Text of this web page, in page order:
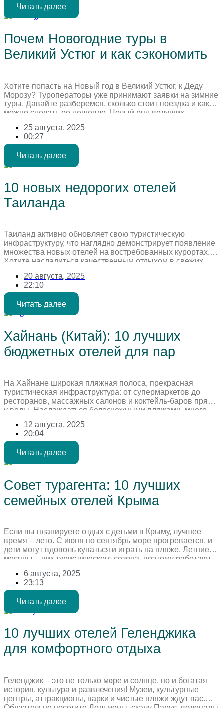
Читать далее
Почем Новогодние туры в
Великий Устюг и как сэкономить
Хотите попасть на Новый год в Великий Устюг, к Деду
Морозу? Туроператоры уже принимают заявки на зимние
туры. Давайте разберемся, сколько стоит поездка и как
можно сделать ее дешевле. Целый ряд ведущих
«Дельфин», АЛЕАН, FUN&SUN, «Мультитур», Anex и
«Русский Экспресс», уже начали принимать заявки на
туры в Вотчину Деда […]
25 августа, 2025
00:27
Читать далее
10 новых недорогих отелей
Таиланда
Таиланд активно обновляет свою туристическую
инфраструктуру, что наглядно демонстрирует появление
множества новых отелей на востребованных курортах.
Хотите насладиться качественным отдыхом в свежих
по отличной цене? Предлагаем 10 новых недорогих
отелей Таиланда по отличной цене. Паттайя 1. LHC Hotel
& Resort 4* Отель открыт в 2023 году. Состоит из […]
20 августа, 2025
22:10
Читать далее
Хайнань (Китай): 10 лучших
бюджетных отелей для пар
На Хайнане широкая пляжная полоса, прекрасная
туристическая инфраструктура: от супермаркетов до
ресторанов, массажных салонов и коктейль-баров прямо
у воды. Наслаждаться белоснежными пляжами, много
своей второй половинкой, а вечером устроить
романтический ужин. Чем не рай для двоих? Мы
подготовили для вас 10 отличных отелей для
романтического и незабываемого […]
12 августа, 2025
20:04
Читать далее
Совет турагента: 10 лучших
семейных отелей Крыма
Если вы планируете отдых с детьми в Крыму, лучшее
время – лето. С июня по сентябрь море прогревается, и
дети могут вдоволь купаться и играть на пляже. Летние
месяцы – пик туристического сезона, поэтому работают
сентябрьский «бархатный сезон» особенно
привлекателен: меньше туристов, ниже цены и
комфортная погода. Где остановиться […]
6 августа, 2025
23:13
Читать далее
10 лучших отелей Геленджика
для комфортного отдыха
Геленджик – это не только море и солнце, но и богатая
история, культура и развлечения! Музеи, культурные
центры, аттракционы, парки и чистые пляжи ждут вас.
Обязательно посетите Дольмены, скалу Парус, водопады